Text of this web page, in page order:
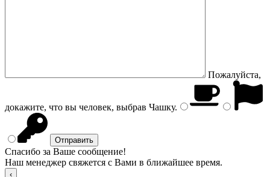
Пожалуйста,
докажите, что вы человек, выбрав Чашку.
Спасибо за Ваше сообщение!
Наш менеджер свяжется с Вами в ближайшее время.